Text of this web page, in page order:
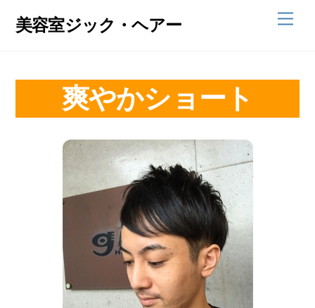
美容室ジック・ヘアー
爽やかショート